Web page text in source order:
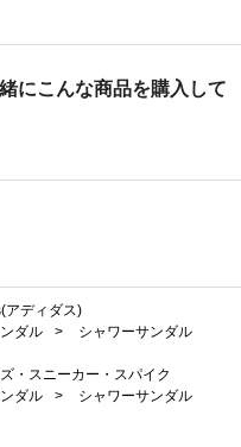
にこんな商品を購入して
アディダス)
ダル >
シャワーサンダル
・スニーカー・スパイク
ダル >
シャワーサンダル